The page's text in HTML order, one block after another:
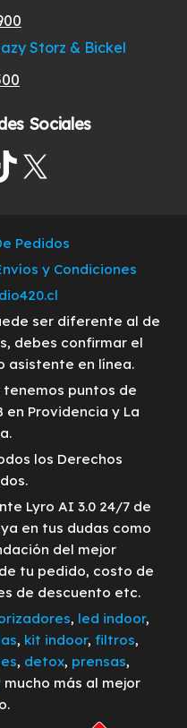
$399.900.
precio
Storz & Bickel
actual
$289.500.
Sociales
X
Pedidos
y Condiciones
ser diferente al de
debes confirmar el
asistente en línea.
tenemos puntos de
en Providencia y La
los Derechos
Lyro AI 3.0 24/7 de
en tus dudas como
del mejor
tu pedido, costo de
de descuento etc.
, led indoor,
, kit indoor, filtros,
, detox, prensas,
mucho más al mejor